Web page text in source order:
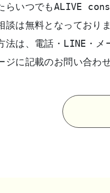
らいつでもALIVE
談は無料となっておりま
法は、電話・LINE・メ
ジに記載のお問い合わ